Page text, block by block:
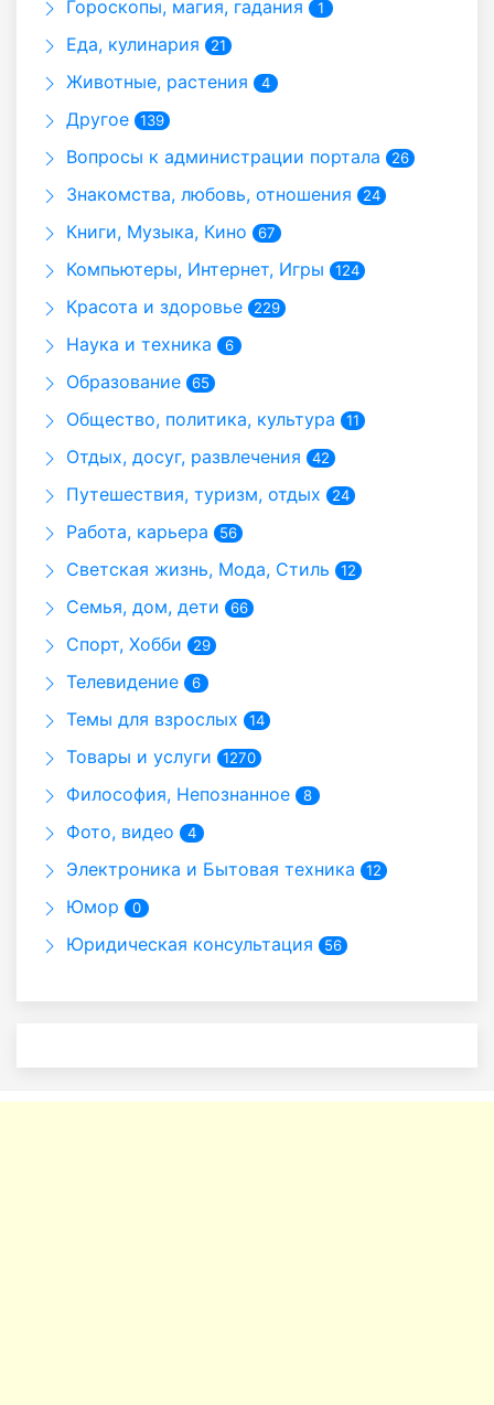
Гороскопы, магия, гадания 1
Еда, кулинария 21
Животные, растения 4
Другое 139
Вопросы к администрации портала 26
Знакомства, любовь, отношения 24
Книги, Музыка, Кино 67
Компьютеры, Интернет, Игры 124
Красота и здоровье 229
Наука и техника 6
Образование 65
Общество, политика, культура 11
Отдых, досуг, развлечения 42
Путешествия, туризм, отдых 24
Работа, карьера 56
Светская жизнь, Мода, Стиль 12
Семья, дом, дети 66
Спорт, Хобби 29
Телевидение 6
Темы для взрослых 14
Товары и услуги 1270
Философия, Непознанное 8
Фото, видео 4
Электроника и Бытовая техника 12
Юмор 0
Юридическая консультация 56